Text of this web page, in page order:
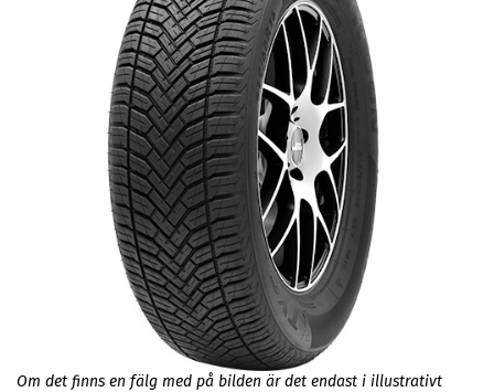
Om det finns en fälg med på bilden är det endast i illustrativt